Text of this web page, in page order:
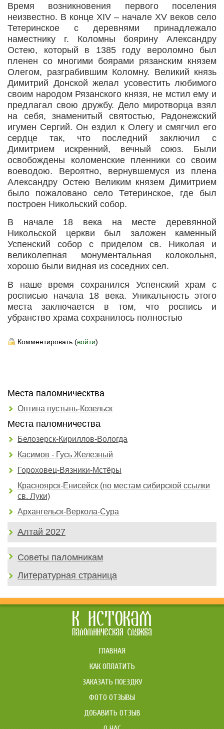
Время возникновения первого поселения
неизвестно. В конце XIV – начале XV веков село
Тетеринское с деревнями принадлежало
наместнику г. Коломны боярину Александру
Остею, который в 1385 году вероломно был
пленен со многими боярами рязанским князем
Олегом, разграбившим Коломну. Великий князь
Димитрий Донской желал усовестить любимого
своим народом Рязанского князя, не мстил ему и
предлагал свою дружбу. Дело миротворца взял
на себя, знаменитый святостью, Радонежский
игумен Сергий. Он ездил к Олегу и смягчил его
сердце так, что последний заключил с
Димитрием искренний, вечный союз. Были
освобождены коломенские пленники со своим
воеводою. Вероятно, вернувшемуся из плена
Александру Остею Великим князем Димитрием
было пожаловано село Тетеринское, где был
построен Никольский собор.
В начале 18 века на месте деревянной
Никольской церкви был заложен каменный
Успенский собор с приделом св. Николая и
великолепная монументальная колокольня,
хорошо были видная из соседних сел.
В наше время сохранился Успенский храм с
росписью начала 18 века. Уникальность этого
места заключается в том, что роспись и
убранство храма сохранилось полностью
Комментировать (войти)
Места паломническтва
Оптина пустынь-Козельск
Места паломничества
Белозерск-Кириллов-Вологда
Касимов - Гусь Железный
Гороховец-Вязники-Мстёры
Красноярск-Енисейск (по местам сибирской ссылки
св. Луки)
Архангельск-Веркола-Сура
Алтай 2027
Советы паломникам
Литературная страница
ГЛАВНАЯ
КАК ОПЛАТИТЬ
ЗАКАЗАТЬ ПОЕЗДКУ
ФОТО ОТЗЫВЫ
ДОБАВИТЬ ОТЗЫВ